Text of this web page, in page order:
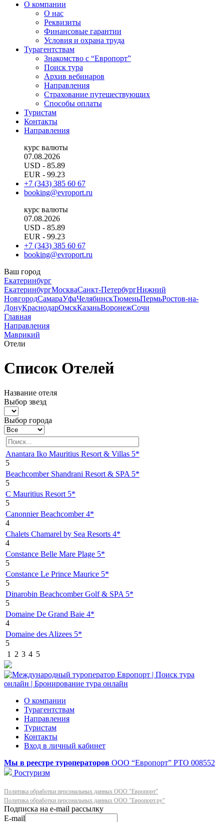
О компании
О нас
Реквизиты
Финансовые гарантии
Условия и охрана труда
Турагентствам
Знакомство с “Европорт”
Поиск тура
Архив вебинаров
Направления
Страхование путешествующих
Способы оплаты
Туристам
Контакты
Направления
курс валюты
07.08.2026
USD - 85.89
EUR - 99.23
+7 (343) 385 60 67
booking@evroport.ru
курс валюты
07.08.2026
USD - 85.89
EUR - 99.23
+7 (343) 385 60 67
booking@evroport.ru
Ваш город
Екатеринбург
ЕкатеринбургМоскваСанкт-ПетербургНижний
НовгородСамараУфаЧелябинскТюменьПермьРостов-на-
ДонуКраснодарОмскКазаньВоронежСочи
Главная
Направления
Маврикий
Отели
Список Отелей
Название отеля
Выбор звезд
Выбор города
Anantara Iko Mauritius Resort & Villas 5*
5
Beachcomber Shandrani Resort & SPA 5*
5
C Mauritius Resort 5*
5
Canonnier Beachcomber 4*
4
Chalets Chamarel by Sea Resorts 4*
4
Constance Belle Mare Plage 5*
5
Constance Le Prince Maurice 5*
5
Dinarobin Beachcomber Golf & SPA 5*
5
Domaine De Grand Baie 4*
4
Domaine des Alizees 5*
5
1
2 3 4 5
О компании
Турагентствам
Направления
Туристам
Контакты
Вход в личный кабинет
Мы в реестре туроператоров ООО “Европорт” РТО 008552
Ростуризм
Политика обработки персональных данных ООО "Европорт"
Политика обработки персональных данных ООО "Европорт.ру"
E-mail